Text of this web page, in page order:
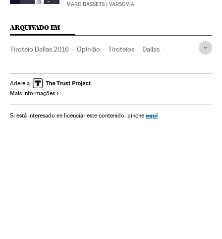
MARC BASSETS | VARSOVIA
ARQUIVADO EM
Tiroteio Dallas 2016 Opinião Tiroteios Dallas
Violência racial Texas Distúrbios
Conflitos raciais
América do Norte Racismo Negros Delitos ódio
Adere a
Mais informações
Si está interesado en licenciar este contenido, pinche aquí